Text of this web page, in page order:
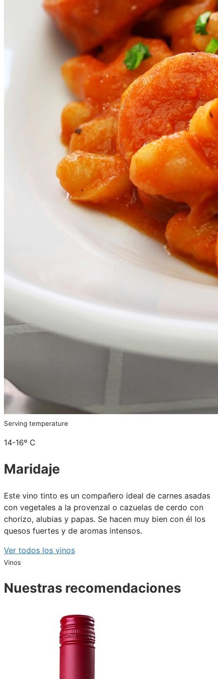
Serving temperature
14-16º C
Maridaje
Este vino tinto es un compañero ideal de carnes asadas
con vegetales a la provenzal o cazuelas de cerdo con
chorizo, alubias y papas. Se hacen muy bien con él los
quesos fuertes y de aromas intensos.
Ver todos los vinos
Vinos
Nuestras recomendaciones